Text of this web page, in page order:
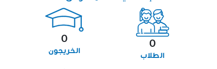
0
الطلاب
0
الخريجون